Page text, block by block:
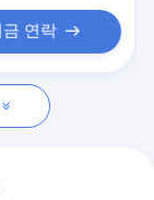
금 연락